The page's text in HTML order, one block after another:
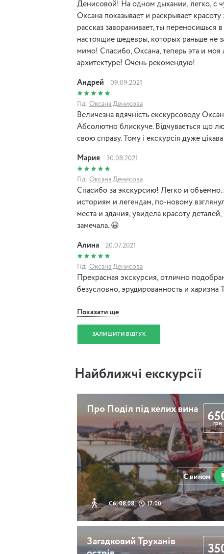
епоху Києва!
Денисовой! На одном дыхании, легко, с
Оксана показывает и раскрывает
рассказ завораживает, ты переносишься
настоящие шедевры, которых раньше не
мимо! Спасибо, Оксана, теперь эта и моя
архитектуре! Очень рекомендую!
Андрей 09.09.2021
Гід: Оксана Денисова
Величезна вдячність екскурсоводу
Абсолютно блискуче. Відчувається що
свою справу. Тому і екскурсія дуже цікава
Мария 30.08.2021
Гід: Оксана Денисова
Спасибо за экскурсию! Легко и объемно.
историям и легендам, по-новому
места и здания, увидела красоту
замечала. 😀
Алина 20.07.2021
Гід: Оксана Денисова
Прекрасная экскурсия, отлично
безусловно, эрудированность и харизма
Показати ще
ЗАЛИШИТИ ВІДГУК
Найближчі екскурсії
Про Поділ під келих вина
Сб, 08.08 17:00
грн
С вином
Загадковий Труханів